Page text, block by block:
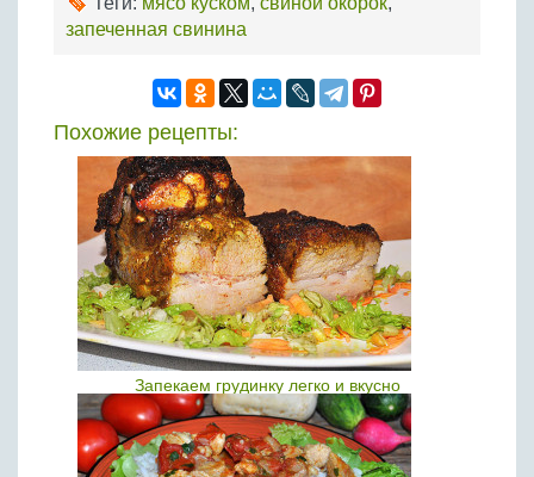
запеченная свинина
Похожие рецепты:
Запекаем грудинку легко и вкусно